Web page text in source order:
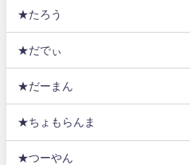
★たろう
★だでぃ
★だーまん
★ちょもらんま
★つーやん